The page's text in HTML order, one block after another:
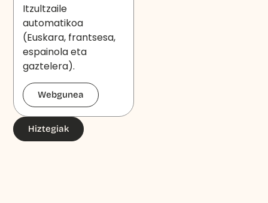
Itzultzaile
automatikoa
(Euskara, frantsesa,
espainola eta
gaztelera).
Webgunea
Hiztegiak